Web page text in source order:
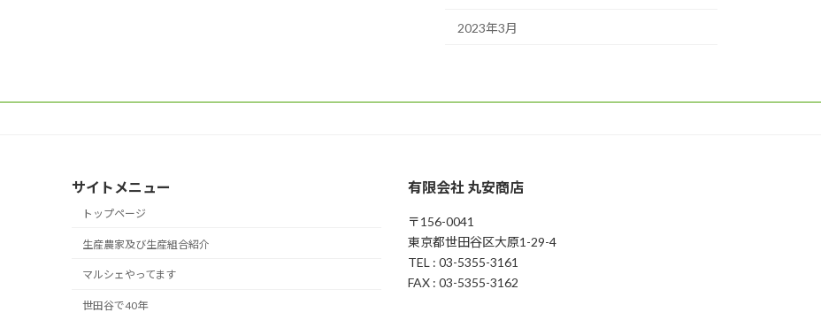
2023年3月
サイトメニュー
トップページ
生産農家及び生産組合紹介
マルシェやってます
世田谷で40年
有限会社 丸安商店
〒156-0041
東京都世田谷区大原1-29-4
TEL : 03-5355-3161
FAX : 03-5355-3162